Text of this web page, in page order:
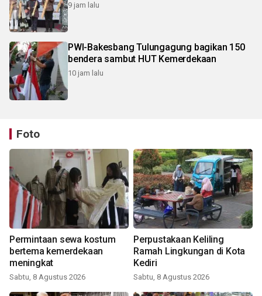
9 jam lalu
PWI-Bakesbang Tulungagung bagikan 150
bendera sambut HUT Kemerdekaan
10 jam lalu
Foto
Permintaan sewa kostum
bertema kemerdekaan
meningkat
Sabtu, 8 Agustus 2026
Perpustakaan Keliling
Ramah Lingkungan di Kota
Kediri
Sabtu, 8 Agustus 2026